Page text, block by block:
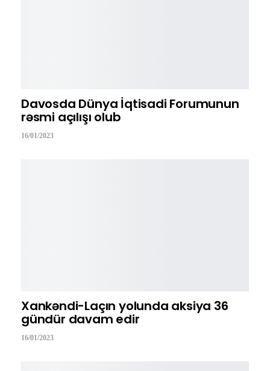
Davosda Dünya İqtisadi Forumunun
rəsmi açılışı olub
16/01/2023
Xankəndi-Laçın yolunda aksiya 36
gündür davam edir
16/01/2023